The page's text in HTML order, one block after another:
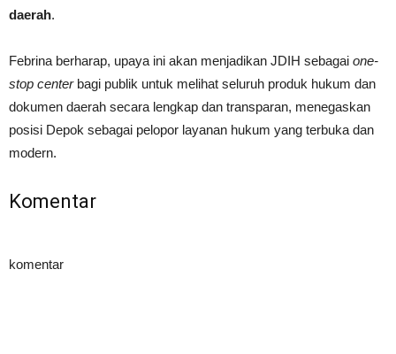
daerah.
Febrina berharap, upaya ini akan menjadikan JDIH sebagai one-
stop centerbagi publik untuk melihat seluruh produk hukum dan
dokumen daerah secara lengkap dan transparan, menegaskan
posisi Depok sebagai pelopor layanan hukum yang terbuka dan
modern.
Komentar
komentar